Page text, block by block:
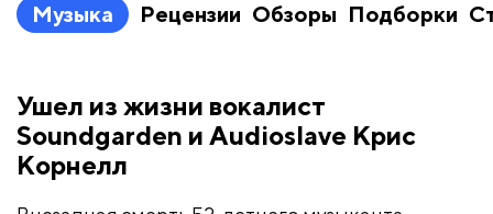
Музыка Рецензии Обзоры Подборки
Ушел из жизни вокалист
Soundgarden и Audioslave Крис
Корнелл